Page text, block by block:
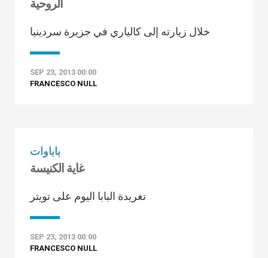
الروحية
خلال زيارته إلى كالياري في جزيرة سردينيا
SEP 23, 2013 00:00
FRANCESCO NULL
باباوات
غاية الكنيسة
تغريدة البابا اليوم على تويتر
SEP 23, 2013 00:00
FRANCESCO NULL